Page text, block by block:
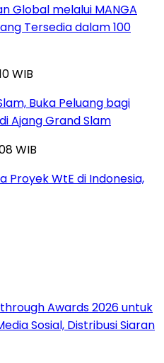
Global melalui MANGA
Tersedia dalam 100
WIB
Buka Peluang bagi
Ajang Grand Slam
WIB
Proyek WtE di Indonesia,
Awards 2026 untuk
Sosial, Distribusi Siaran